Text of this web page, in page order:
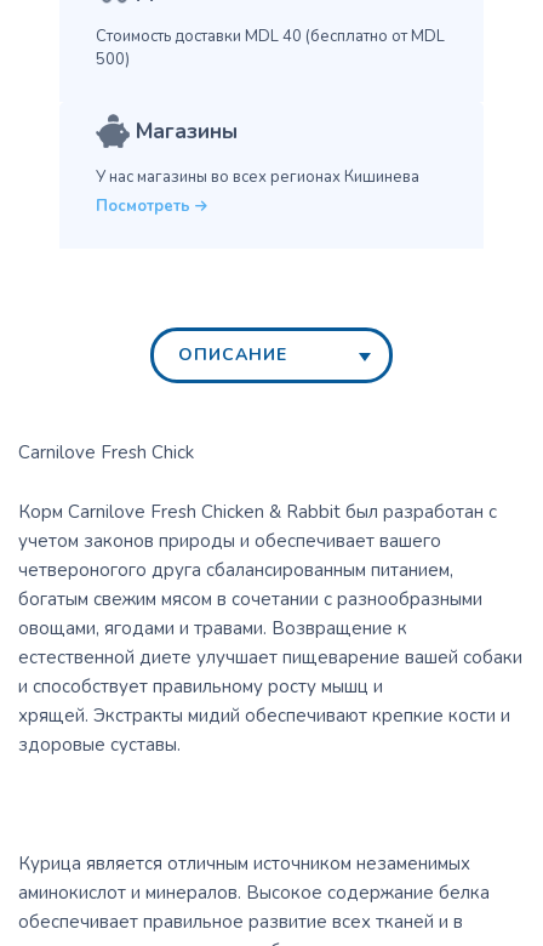
Стоимость доставки MDL 40 (бесплатно от MDL
500)
Магазины
У нас магазины во всех регионах Кишинева
Посмотреть
ОПИСАНИЕ
Carnilove Fresh Chick
Корм Carnilove Fresh Chicken & Rabbit был разработан с
учетом законов природы и обеспечивает вашего
четвероногого друга сбалансированным питанием,
богатым свежим мясом в сочетании с разнообразными
овощами, ягодами и травами. Возвращение к
естественной диете улучшает пищеварение вашей собаки
и способствует правильному росту мышц и
хрящей. Экстракты мидий обеспечивают крепкие кости и
здоровые суставы.
Курица является отличным источником незаменимых
аминокислот и минералов. Высокое содержание белка
обеспечивает правильное развитие всех тканей и в